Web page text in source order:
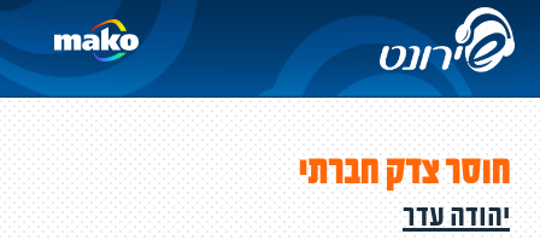
חוסר צדק חברתי
יהודה עדר